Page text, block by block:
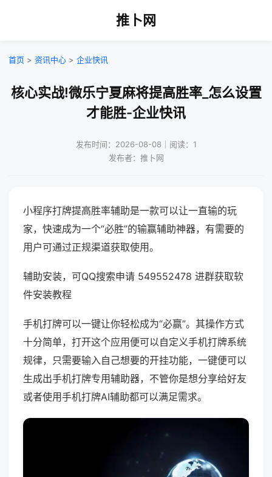
推卜网
首页 > 资讯中心 > 企业快讯
核心实战!微乐宁夏麻将提高胜率_怎么设置
才能胜-企业快讯
发布时间：2026-08-08｜阅读：1
发布者：推卜网
小程序打牌提高胜率辅助是一款可以让一直输的玩
家，快速成为一个“必胜”的输赢辅助神器，有需要的
用户可通过正规渠道获取使用。
辅助安装，可QQ搜索申请 549552478 进群获取软
件安装教程
手机打牌可以一键让你轻松成为“必赢”。其操作方式
十分简单，打开这个应用便可以自定义手机打牌系统
规律，只需要输入自己想要的开挂功能，一键便可以
生成出手机打牌专用辅助器，不管你是想分享给好友
或者使用手机打牌AI辅助都可以满足需求。